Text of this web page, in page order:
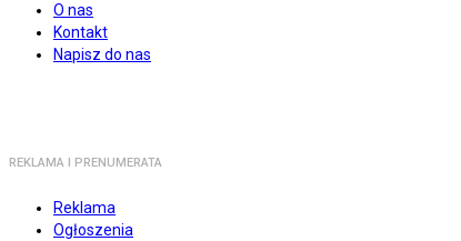
O nas
Kontakt
Napisz do nas
REKLAMA I PRENUMERATA
Reklama
Ogłoszenia